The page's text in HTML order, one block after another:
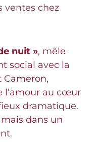
ventes chez
nuit », mêle
social avec la
Cameron,
l’amour au cœur
dramatique.
dans un